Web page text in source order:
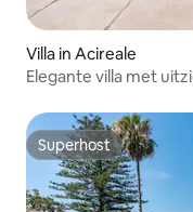
Villa in Acireale
Elegante villa met
Superhost
Superhost